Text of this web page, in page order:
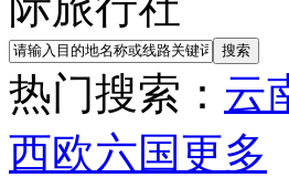
热门搜索： 云
西欧六国更多